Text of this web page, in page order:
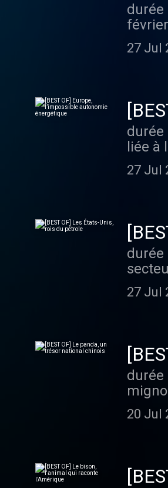
durée : 00:58:08 - Cultures
Sud-
27 Jul
durée : 00:58:01 - Cultures
liée
27 Jul
durée : 00:58:20 - Cultures
n'en
27 Jul
durée : 00:58:24 - Cultures
Chine et ses
limite,
20 Jul